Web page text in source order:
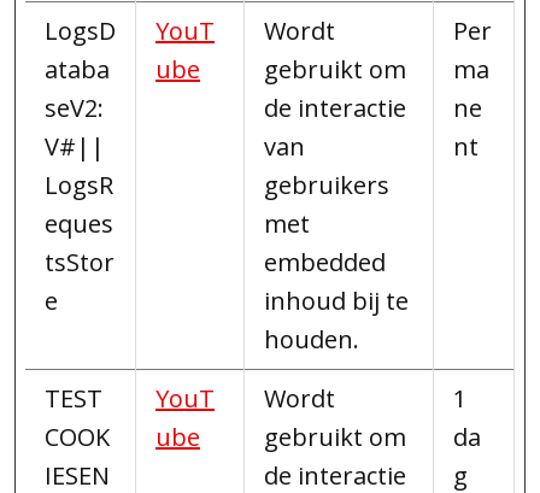
LogsD
ataba
seV2:
V#||
LogsR
eques
tsStor
e
YouT
ube
Wordt
gebruikt om
de interactie
van
gebruikers
met
embedded
inhoud bij te
houden.
Per
ma
ne
nt
TEST
COOK
IESEN
YouT
ube
Wordt
gebruikt om
de interactie
1
da
g